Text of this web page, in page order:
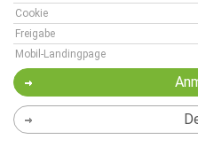
Cookie
Freigabe
Mobil-Landingpage